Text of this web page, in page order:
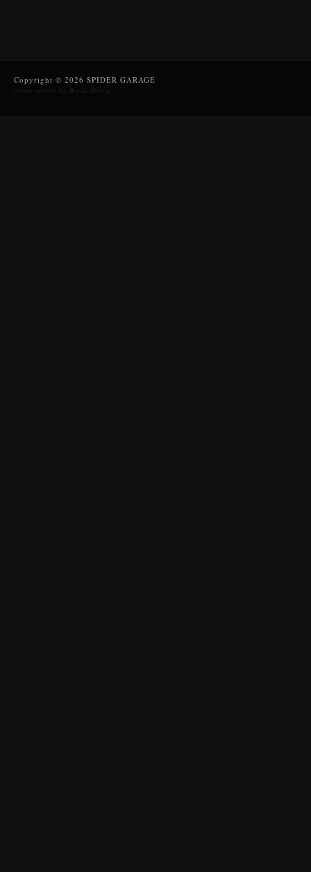
Copyright © 2026 SPIDER GARAGE
theme source by Break Media